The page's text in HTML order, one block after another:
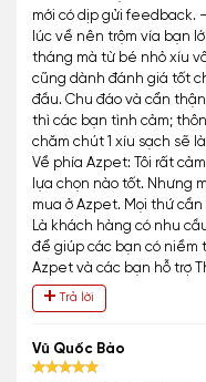
mới có dịp gửi feedback.
lúc về nên trộm vía bạn
tháng mà từ bé nhỏ xíu
cũng dành đánh giá tốt
đầu. Chu đáo và cẩn
thì các bạn tình cảm;
chăm chút 1 xíu sạch sẽ
Về phía Azpet: Tôi rất
lựa chọn nào tốt. Nhưng
mua ở Azpet. Mọi thứ
Là khách hàng có nhu
để giúp các bạn có niềm
Azpet và các bạn hỗ trợ
Trả lời
Vũ Quốc Bảo